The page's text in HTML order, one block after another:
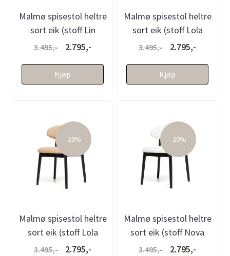
Malmø spisestol heltre
sort eik (stoff Lin
beige)
3.495,- 2.795,-
Kjøp
Malmø spisestol heltre
sort eik (stoff Lola
mørk brun melert)
3.495,- 2.795,-
Kjøp
-20%
Malmø spisestol heltre
sort eik (stoff Lola
sennep)
3.495,- 2.795,-
-20%
Malmø spisestol heltre
sort eik (stoff Nova
offwhite)
3.495,- 2.795,-